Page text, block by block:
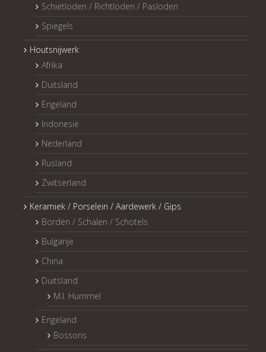
Schietloden / Richtloden / Pasloden
Spiegels
Houtsnijwerk
Afrika
Duitsland
Engeland
Indonesië
Nederland
Rusland
Zwitserland
Keramiek / Porselein / Aardewerk / Gips
Borden / Schalen / Schotels
Bulgarije
China
Duitsland
M.I. Hummel
Engeland
Bossons